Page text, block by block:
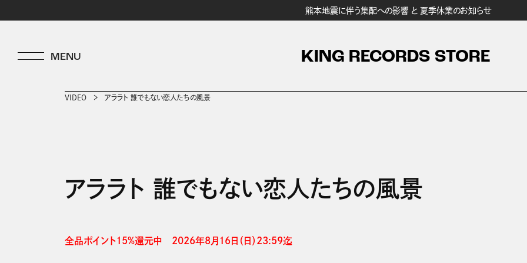
熊本地震に伴う集配への影響 と 夏季休業のお知らせ
KING RECORDS STORE
VIDEO アララト 誰でもない恋人たちの風景
アララト 誰でもない恋人たちの風景
全品ポイント15%還元中　2026年8月16日（日）23:59迄